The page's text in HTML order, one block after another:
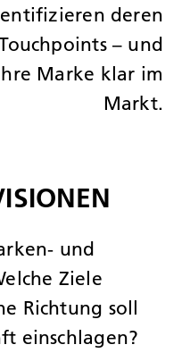
deren
– und
Marke klar im
Markt.
und
Ziele
Richtung soll
einschlagen?